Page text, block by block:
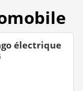
électrique